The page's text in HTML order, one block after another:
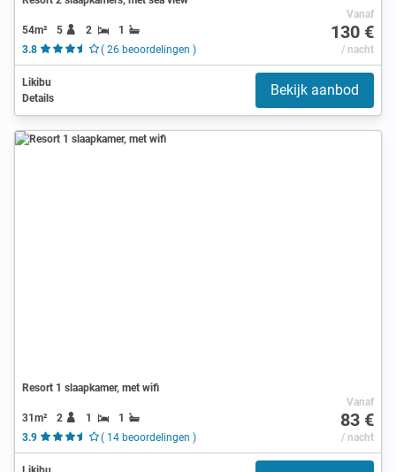
54m² 5 2
1
3.8
( 26 beoordelingen )
Vanaf
130 €
/ nacht
Likibu
Details
Bekijk aanbod
Resort 1 slaapkamer, met wifi
31m² 2 1
1
3.9
( 14 beoordelingen )
Vanaf
83 €
/ nacht